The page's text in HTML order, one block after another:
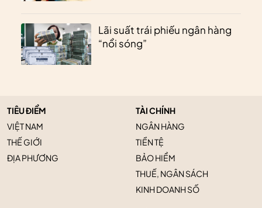
Lãi suất trái phiếu ngân hàng
“nổi sóng”
TIÊU ĐIỂM
VIỆT NAM
THẾ GIỚI
ĐỊA PHƯƠNG
TÀI CHÍNH
NGÂN HÀNG
TIỀN TỆ
BẢO HIỂM
THUẾ, NGÂN SÁCH
KINH DOANH SỐ